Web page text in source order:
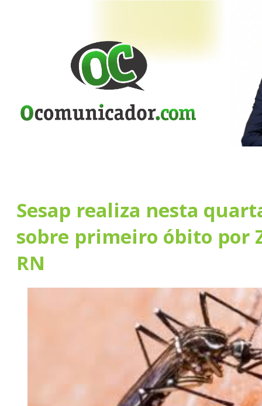
Sesap realiza nesta
sobre primeiro óbito por
RN